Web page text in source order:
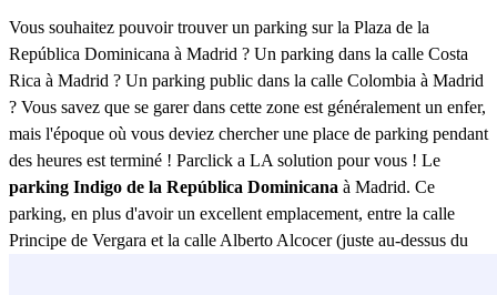
Vous souhaitez pouvoir trouver un parking sur la Plaza de la
República Dominicana à Madrid ? Un parking dans la calle Costa
Rica à Madrid ? Un parking public dans la calle Colombia à Madrid
? Vous savez que se garer dans cette zone est généralement un enfer,
mais l'époque où vous deviez chercher une place de parking pendant
des heures est terminé ! Parclick a LA solution pour vous ! Le
parking Indigo de la República Dominicana à Madrid. Ce
parking, en plus d'avoir un excellent emplacement, entre la calle
Principe de Vergara et la calle Alberto Alcocer (juste au-dessus du